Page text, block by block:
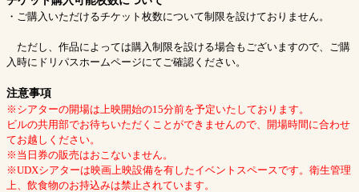
・ご購入いただけるチケット枚数について制限を設けておりません。
ただし、作品によっては購入制限を設ける場合もございますので、ご購
入時にドリパスホームページにてご確認ください。
注意事項
※シアターの開場は上映開始の15分前を予定いたしております。
ビルの共用部でお待ちいただくことができませんので、開場時間に合わせ
てお越しください。
※当日券の販売はおこないません。
※UDXシアターは映画上映設備を有したイベントスペースです。衛生管理
上、飲食物のお持込みは禁止されています。